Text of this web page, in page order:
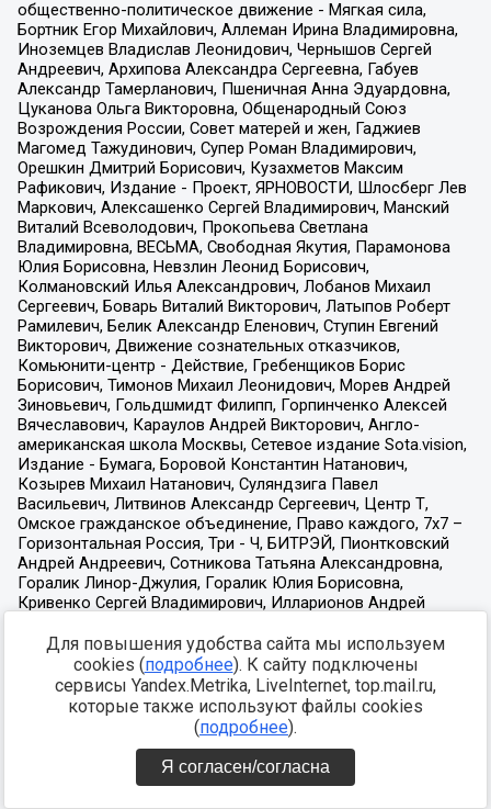
Для повышения удобства сайта мы используем
cookies (подробнее). К сайту подключены
сервисы Yandex.Metrika, LiveInternet, top.mail.ru,
которые также используют файлы cookies
(подробнее).
Я согласен/согласна